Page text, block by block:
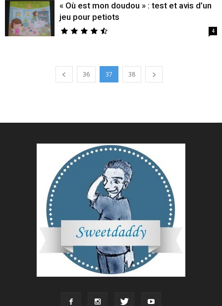
« Où est mon doudou » : test et avis d’un
jeu pour petiots
4
36 37 38